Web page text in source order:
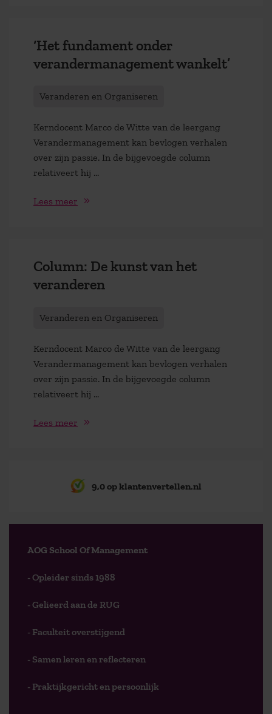
‘Het fundament onder
verandermanagement wankelt’
Veranderen en Organiseren
Kerndocent Marco de Witte van de leergang
Verandermanagement kan bevlogen verhalen
over zijn passie. In de bijgevoegde column
relativeert hij …
Lees meer
Column: De kunst van het
veranderen
Veranderen en Organiseren
Kerndocent Marco de Witte van de leergang
Verandermanagement kan bevlogen verhalen
over zijn passie. In de bijgevoegde column
relativeert hij …
Lees meer
9,0 op klantenvertellen.nl
AOG School Of Management
- Opleider sinds 1988
- Gelieerd aan de RUG
- Faculteit overstijgend
- Samen leren en reflecteren
- Praktijkgericht en persoonlijk